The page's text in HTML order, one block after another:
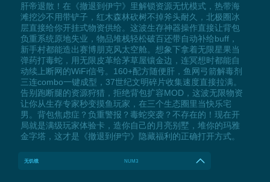
肝帝退散！在《撤退到伊宁》里解锁资源无忧模式，热带海
滩挖沙不用带铲子，红木森林砍树不掉斧头耐久，北极圈冰
层直接给你开挂式物资供给。这波生存神器操作直接让背包
负重系统原地失业，物品堆栈轻松破百还带自动补给buff，
新手村都能造出赛博朋克风太空舱。想象下拿着无限星果当
弹药打毒蛇，用无限皮革给茅草屋镶金边，连冥想时都能自
动续上断网的WiFi信号。160+配方随便肝，鱼网弓箭解毒剂
三连combo一键成型，37世纪文明碎片收集速度直接拉满。
告别跑断腿的资源狩猎，拒绝背包扩容MOD，这波无限物资
让你从生存专家秒变摸鱼玩家，在三个生态圈里当快乐宅
男。背包焦虑症？负重警报？毒蛇突袭？不存在的！现在开
局就是满级玩家体验卡，造你自己的月亮别墅，堆你的玛雅
金字塔，这才是《撤退到伊宁》隐藏福利的正确打开方式。
无饥饿 NUM3